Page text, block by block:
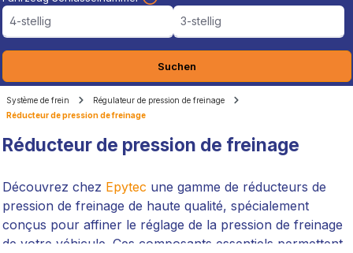
4-stellig
3-stellig
Suchen
Système de frein
Régulateur de pression de freinage
Réducteur de pression de freinage
Réducteur de pression de freinage
Découvrez chez Epytec une gamme de réducteurs de
pression de freinage de haute qualité, spécialement
conçus pour affiner le réglage de la pression de freinage
de votre véhicule. Ces composants essentiels permettent